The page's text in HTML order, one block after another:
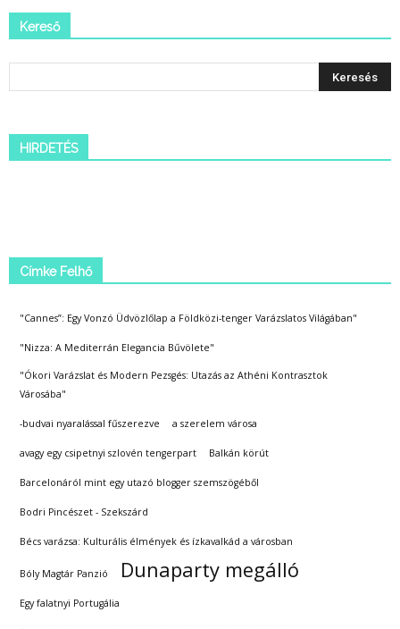
Kereső
HIRDETÉS
Címke Felhő
"Cannes”: Egy Vonzó Üdvözlőlap a Földközi-tenger Varázslatos Világában"
"Nizza: A Mediterrán Elegancia Bűvölete"
"Ókori Varázslat és Modern Pezsgés: Utazás az Athéni Kontrasztok
Városába"
-budvai nyaralással fűszerezve a szerelem városa
avagy egy csipetnyi szlovén tengerpart Balkán körút
Barcelonáról mint egy utazó blogger szemszögéből
Bodri Pincészet - Szekszárd
Bécs varázsa: Kulturális élmények és ízkavalkád a városban
Bóly Magtár Panzió Dunaparty megálló
Egy falatnyi Portugália